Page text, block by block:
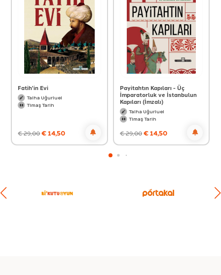
Fatih'in Evi
Talha Uğurluel
Timaş Tarih
€29,00€14,50
Payitahtın Kapıları - Üç
İmparatorluk ve İstanbulun
Kapıları (İmzalı)
Talha Uğurluel
Timaş Tarih
€29,00€14,50